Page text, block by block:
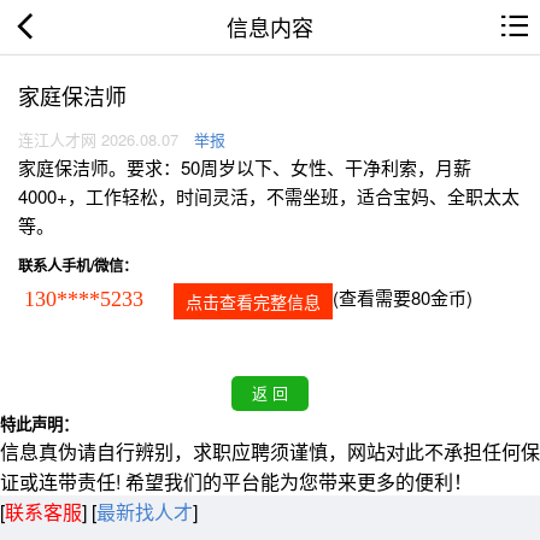
信息内容
家庭保洁师
连江人才网 2026.08.07 举报
家庭保洁师。要求：50周岁以下、女性、干净利索，月薪
4000+，工作轻松，时间灵活，不需坐班，适合宝妈、全职太太
等。
联系人手机/微信：
130****5233 点击查看完整信息 (查看需要80金币)
特此声明：
信息真伪请自行辨别，求职应聘须谨慎，网站对此不承担任何保
证或连带责任! 希望我们的平台能为您带来更多的便利！
[联系客服] [最新找人才]